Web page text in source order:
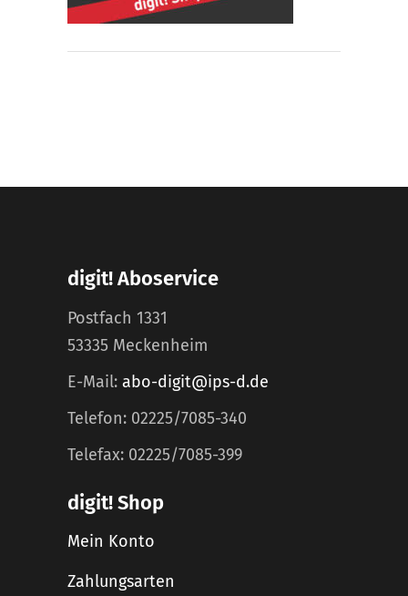
digit! Aboservice
Postfach 1331
53335 Meckenheim
E-Mail: abo-digit@ips-d.de
Telefon: 02225/7085-340
Telefax: 02225/7085-399
digit! Shop
Mein Konto
Zahlungsarten